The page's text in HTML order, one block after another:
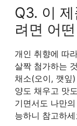
Q3. 이
려면 어
개인 취향에 따
살짝 첨가하는
채소(오이, 깻잎
양도 채우고 맛
기면서도 나만
능하니 참고하